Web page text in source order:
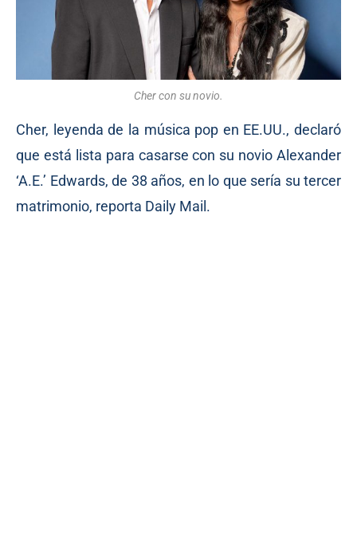
Cher con su novio.
Cher, leyenda de la música pop en EE.UU., declaró
que está lista para casarse con su novio Alexander
‘A.E.’ Edwards, de 38 años, en lo que sería su tercer
matrimonio, reporta Daily Mail.